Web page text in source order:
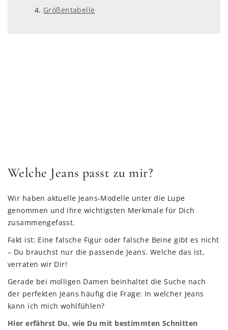
Größentabelle
Welche Jeans passt zu mir?
Wir haben aktuelle Jeans-Modelle unter die Lupe
genommen und ihre wichtigsten Merkmale für Dich
zusammengefasst.
Fakt ist: Eine falsche Figur oder falsche Beine gibt es nicht
– Du brauchst nur die passende Jeans. Welche das ist,
verraten wir Dir!
Gerade bei molligen Damen beinhaltet die Suche nach
der perfekten Jeans häufig die Frage: In welcher Jeans
kann ich mich wohlfühlen?
Hier erfährst Du, wie Du mit bestimmten Schnitten